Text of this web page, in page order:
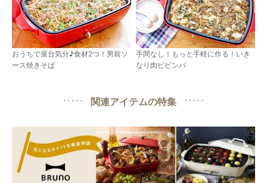
おうちで屋台気分♪食材2つ！男前ソ
ース焼きそば
手間なし！もっと手軽に作る！いき
なり肉ビビンバ
関連アイテムの特集